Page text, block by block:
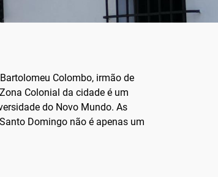
Colombo, irmão de
Colonial da cidade é um
do Novo Mundo. As
Domingo não é apenas um